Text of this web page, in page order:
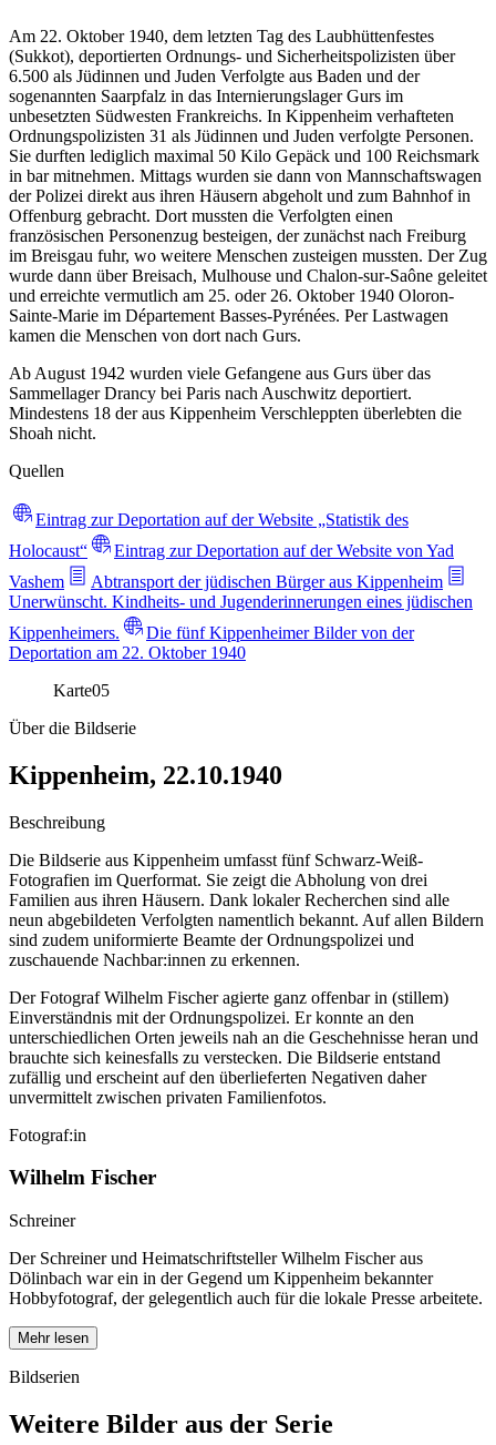
Am 22. Oktober 1940, dem letzten Tag des Laubhüttenfestes
(Sukkot), deportierten Ordnungs- und Sicherheitspolizisten über
6.500 als Jüdinnen und Juden Verfolgte aus Baden und der
sogenannten Saarpfalz in das Internierungslager Gurs im
unbesetzten Südwesten Frankreichs. In Kippenheim verhafteten
Ordnungspolizisten 31 als Jüdinnen und Juden verfolgte Personen.
Sie durften lediglich maximal 50 Kilo Gepäck und 100 Reichsmark
in bar mitnehmen. Mittags wurden sie dann von Mannschaftswagen
der Polizei direkt aus ihren Häusern abgeholt und zum Bahnhof in
Offenburg gebracht. Dort mussten die Verfolgten einen
französischen Personenzug besteigen, der zunächst nach Freiburg
im Breisgau fuhr, wo weitere Menschen zusteigen mussten. Der Zug
wurde dann über Breisach, Mulhouse und Chalon-sur-Saône geleitet
und erreichte vermutlich am 25. oder 26. Oktober 1940 Oloron-
Sainte-Marie im Département Basses-Pyrénées. Per Lastwagen
kamen die Menschen von dort nach Gurs.
Ab August 1942 wurden viele Gefangene aus Gurs über das
Sammellager Drancy bei Paris nach Auschwitz deportiert.
Mindestens 18 der aus Kippenheim Verschleppten überlebten die
Shoah nicht.
Quellen
Eintrag zur Deportation auf der Website „Statistik des
Holocaust“
Eintrag zur Deportation auf der Website von Yad
Vashem
Abtransport der jüdischen Bürger aus Kippenheim
Unerwünscht. Kindheits- und Jugenderinnerungen eines jüdischen
Kippenheimers.
Die fünf Kippenheimer Bilder von der
Deportation am 22. Oktober 1940
Karte05
Über die Bildserie
Kippenheim, 22.10.1940
Beschreibung
Die Bildserie aus Kippenheim umfasst fünf Schwarz-Weiß-
Fotografien im Querformat. Sie zeigt die Abholung von drei
Familien aus ihren Häusern. Dank lokaler Recherchen sind alle
neun abgebildeten Verfolgten namentlich bekannt. Auf allen Bildern
sind zudem uniformierte Beamte der Ordnungspolizei und
zuschauende Nachbar:innen zu erkennen.
Der Fotograf Wilhelm Fischer agierte ganz offenbar in (stillem)
Einverständnis mit der Ordnungspolizei. Er konnte an den
unterschiedlichen Orten jeweils nah an die Geschehnisse heran und
brauchte sich keinesfalls zu verstecken. Die Bildserie entstand
zufällig und erscheint auf den überlieferten Negativen daher
unvermittelt zwischen privaten Familienfotos.
Fotograf:in
Wilhelm Fischer
Schreiner
Der Schreiner und Heimatschriftsteller Wilhelm Fischer aus
Dölinbach war ein in der Gegend um Kippenheim bekannter
Hobbyfotograf, der gelegentlich auch für die lokale Presse arbeitete.
Mehr lesen
Bildserien
Weitere Bilder aus der Serie